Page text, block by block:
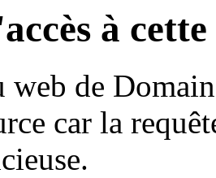
à
web de
car la